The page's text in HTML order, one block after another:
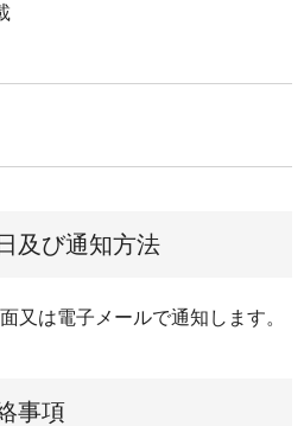
及び通知方法
又は電子メールで通知します。
事項